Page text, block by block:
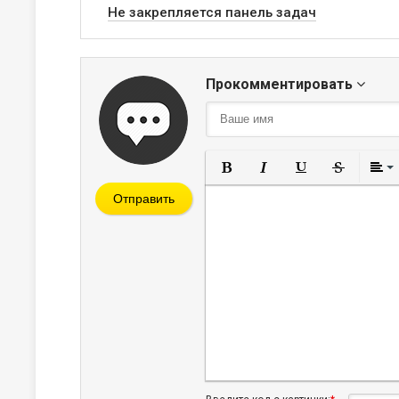
Не закрепляется панель задач
Прокомментировать
Полужирный
Курсив
Отправить